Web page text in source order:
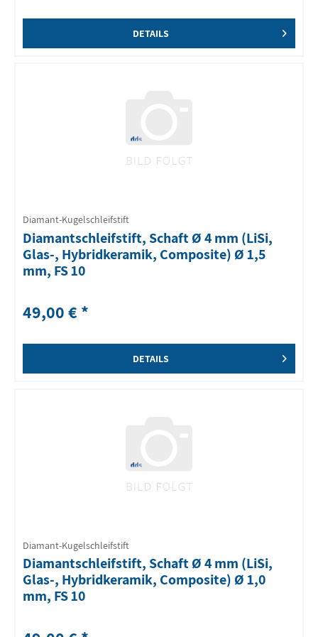
DETAILS
Diamant-Kugelschleifstift
Diamantschleifstift, Schaft Ø 4 mm (LiSi,
Glas-, Hybridkeramik, Composite) Ø 1,5
mm, FS 10
49,00 € *
DETAILS
Diamant-Kugelschleifstift
Diamantschleifstift, Schaft Ø 4 mm (LiSi,
Glas-, Hybridkeramik, Composite) Ø 1,0
mm, FS 10